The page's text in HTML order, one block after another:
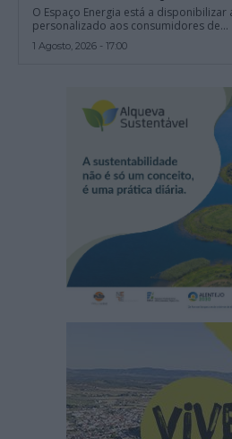
O Espaço Energia está a
personalizado aos consumidores de...
1 Agosto, 2026 - 17:00